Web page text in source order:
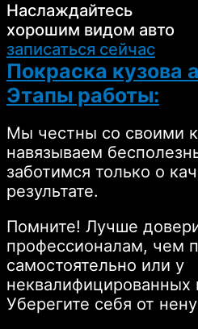
Наслаждайтесь
хорошим видом авто
записаться сейчас
Покраска кузова
Этапы работы:
Мы честны со своими
навязываем
заботимся только о
результате.
Помните! Лучше
профессионалам, чем
самостоятельно или у
неквалифицированных
Уберегите себя от